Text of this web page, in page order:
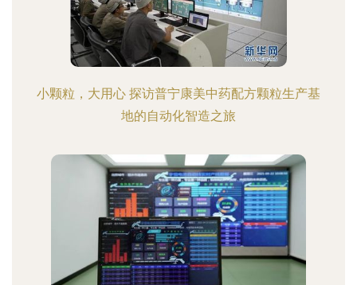
小颗粒，大用心 探访普宁康美中药配方颗粒生产基
地的自动化智造之旅